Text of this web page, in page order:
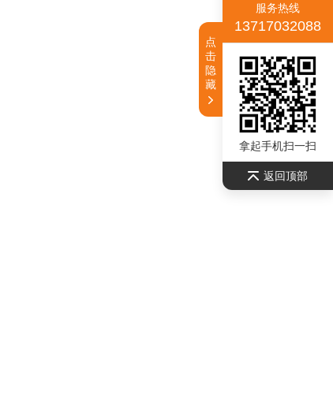
服务热线
13717032088
拿起手机扫一扫
返回顶部
点
击
隐
藏